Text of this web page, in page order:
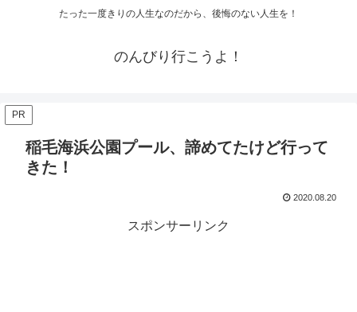
たった一度きりの人生なのだから、後悔のない人生を！
のんびり行こうよ！
PR
稲毛海浜公園プール、諦めてたけど行って
きた！
2020.08.20
スポンサーリンク